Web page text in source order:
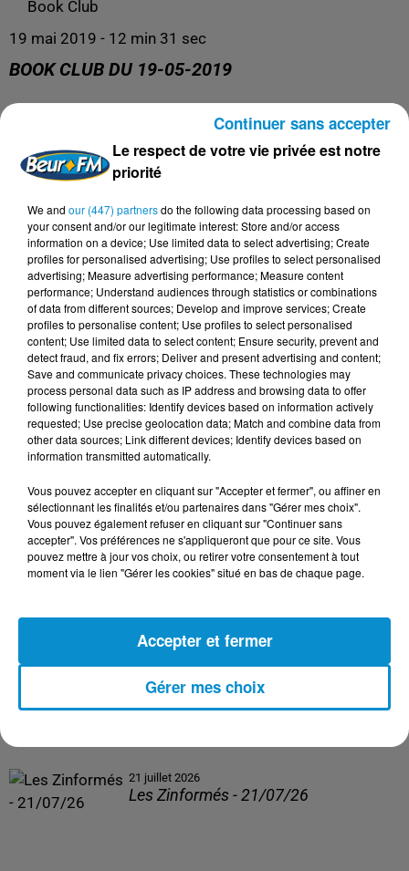
Book Club
19 mai 2019 - 12 min 31 sec
BOOK CLUB DU 19-05-2019
DERNIERS PODCASTS
24 juillet 2026
Les Zinformés - 24/07/26
23 juillet 2026
Les Zinformés - 23/07/26
21 juillet 2026
Les Zinformés - 21/07/26
Le respect de votre vie privée est notre
priorité
We and our (447) partnersdo the following data processing based on
your consent and/or our legitimate interest: Store and/or access
information on a device; Use limited data to select advertising; Create
profiles for personalised advertising; Use profiles to select personalised
advertising; Measure advertising performance; Measure content
performance; Understand audiences through statistics or combinations
of data from different sources; Develop and improve services; Create
profiles to personalise content; Use profiles to select personalised
content; Use limited data to select content; Ensure security, prevent and
detect fraud, and fix errors; Deliver and present advertising and content;
Save and communicate privacy choices. These technologies may
process personal data such as IP address and browsing data to offer
following functionalities: Identify devices based on information actively
requested; Use precise geolocation data; Match and combine data from
other data sources; Link different devices; Identify devices based on
information transmitted automatically.
Vous pouvez accepter en cliquant sur "Accepter et fermer", ou affiner en
sélectionnant les finalités et/ou partenaires dans "Gérer mes choix".
Vous pouvez également refuser en cliquant sur "Continuer sans
accepter". Vos préférences ne s'appliqueront que pour ce site. Vous
pouvez mettre à jour vos choix, ou retirer votre consentement à tout
moment via le lien "Gérer les cookies" situé en bas de chaque page.
Gérer mes choix
Accepter et fermer
Continuer sans accepter